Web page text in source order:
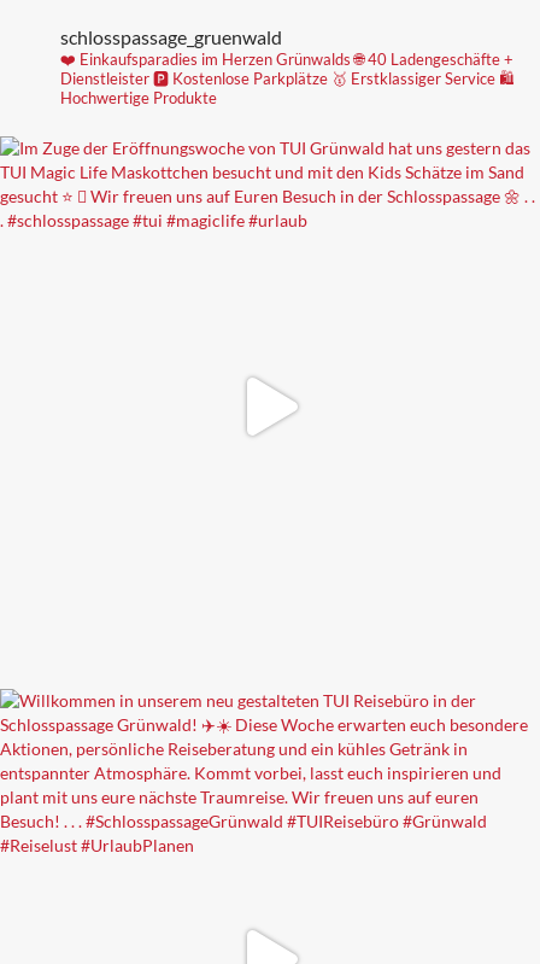
schlosspassage_gruenwald
❤️ Einkaufsparadies im Herzen Grünwalds🌐 40 Ladengeschäfte +
Dienstleister🅿️ Kostenlose Parkplätze 🥇 Erstklassiger Service 🛍
Hochwertige Produkte